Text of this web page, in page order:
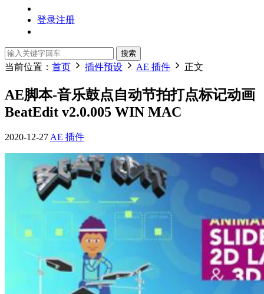
登录注册
搜索
当前位置： 首页 插件预设 AE 插件 正文
AE脚本-音乐鼓点自动节拍打点标记动画
BeatEdit v2.0.005 WIN MAC
2020-12-27AE 插件